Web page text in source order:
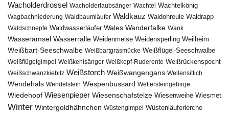
Wacholderdrossel Wacholderlaubsänger Wachtel Wachtelkönig
Wagbachniederung Waldbaumläufer Waldkauz Waldohreule Waldrapp
Waldschnepfe Waldwasserläufer Wales Wanderfalke Wank
Wasseramsel Wasserralle Weidenmeise Weidensperling Weilheim
Weißbart-Seeschwalbe Weißbartgrasmücke Weißflügel-Seeschwalbe
Weißflügelgimpel Weißkehlsänger Weißkopf-Ruderente Weißrückenspecht
Weißschwanzkiebitz Weißstorch Weißwangengans Wellensittich
Wendehals Wendelstein Wespenbussard Wettersteingebirge
Wiedehopf Wiesenpieper Wiesenschafstelze Wiesenweihe Wiesmet
Winter Wintergoldhähnchen Wüstengimpel Wüstenläuferlerche